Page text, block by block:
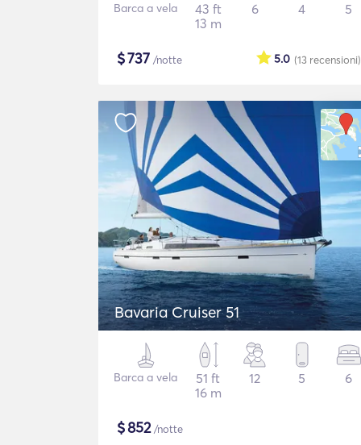
Barca a vela
43 ft
13 m
6 4 5
$737 /notte (13 recensioni)
5.0
Bavaria Cruiser 51
Barca a vela
51 ft
16 m
12 5 6
$852/notte